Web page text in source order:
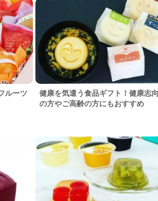
ルーツ
健康を気遣う食品ギフト！健康志
の方やご高齢の方にもおすすめ